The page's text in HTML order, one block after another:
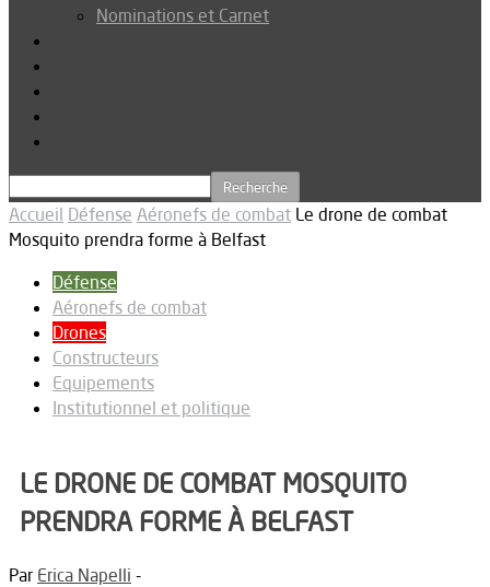
Nominations et Carnet
Accueil Défense Aéronefs de combat Le drone de combat
Mosquito prendra forme à Belfast
Défense
Aéronefs de combat
Drones
Constructeurs
Equipements
Institutionnel et politique
LE DRONE DE COMBAT MOSQUITO
PRENDRA FORME À BELFAST
Par Erica Napelli -